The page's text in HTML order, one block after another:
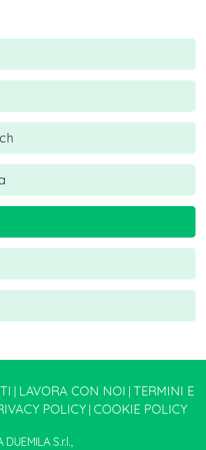
LAVORA CON NOI TERMINI E
POLICY COOKIE POLICY
S.r.l.,